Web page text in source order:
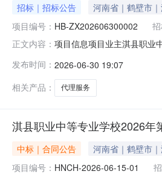
招标｜招标公告 河南省｜鹤壁市
项目编号： HB-ZX202606300002
正文内容： 项目信息项目业主淇县职业
自行选取选取时间2026-06-
发布时间： 2026-06-30 19:07
相关产品：
代理服务
淇县职业中等专业学校2026年
中标｜合同公告 河南省｜鹤壁市
项目编号： HNCH-2026-06-15-01